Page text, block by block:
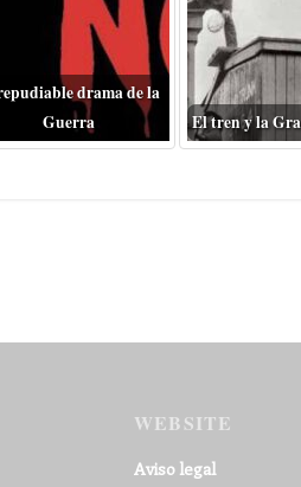
drama de la
Guerra
El tren y la
WEBSITE
Aviso legal